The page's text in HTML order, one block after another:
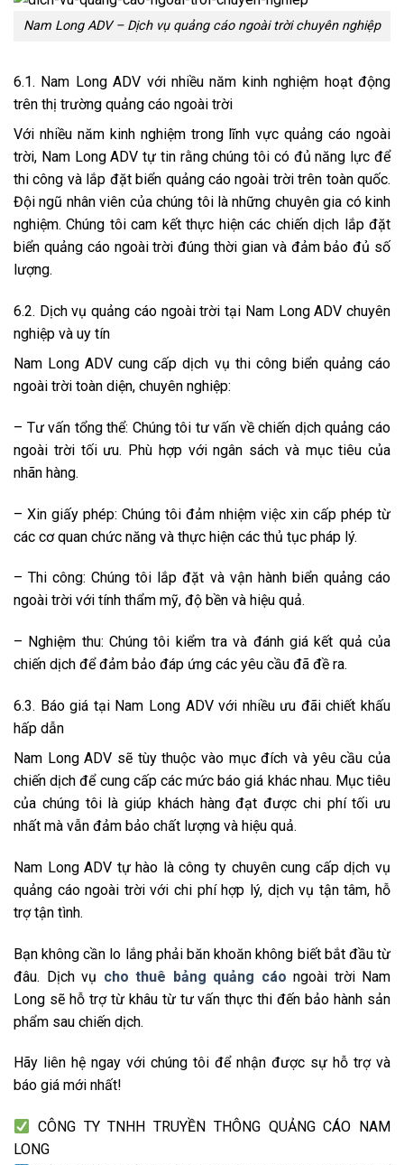
Nam Long ADV – Dịch vụ quảng cáo ngoài trời chuyên nghiệp
6.1. Nam Long ADV với nhiều năm kinh nghiệm hoạt động
trên thị trường quảng cáo ngoài trời
Với nhiều năm kinh nghiệm trong lĩnh vực quảng cáo ngoài
trời, Nam Long ADV tự tin rằng chúng tôi có đủ năng lực để
thi công và lắp đặt biển quảng cáo ngoài trời trên toàn quốc.
Đội ngũ nhân viên của chúng tôi là những chuyên gia có kinh
nghiệm. Chúng tôi cam kết thực hiện các chiến dịch lắp đặt
biển quảng cáo ngoài trời đúng thời gian và đảm bảo đủ số
lượng.
6.2. Dịch vụ quảng cáo ngoài trời tại Nam Long ADV chuyên
nghiệp và uy tín
Nam Long ADV cung cấp dịch vụ thi công biển quảng cáo
ngoài trời toàn diện, chuyên nghiệp:
– Tư vấn tổng thể: Chúng tôi tư vấn về chiến dịch quảng cáo
ngoài trời tối ưu. Phù hợp với ngân sách và mục tiêu của
nhãn hàng.
– Xin giấy phép: Chúng tôi đảm nhiệm việc xin cấp phép từ
các cơ quan chức năng và thực hiện các thủ tục pháp lý.
– Thi công: Chúng tôi lắp đặt và vận hành biển quảng cáo
ngoài trời với tính thẩm mỹ, độ bền và hiệu quả.
– Nghiệm thu: Chúng tôi kiểm tra và đánh giá kết quả của
chiến dịch để đảm bảo đáp ứng các yêu cầu đã đề ra.
6.3. Báo giá tại Nam Long ADV với nhiều ưu đãi chiết khấu
hấp dẫn
Nam Long ADV sẽ tùy thuộc vào mục đích và yêu cầu của
chiến dịch để cung cấp các mức báo giá khác nhau. Mục tiêu
của chúng tôi là giúp khách hàng đạt được chi phí tối ưu
nhất mà vẫn đảm bảo chất lượng và hiệu quả.
Nam Long ADV tự hào là công ty chuyên cung cấp dịch vụ
quảng cáo ngoài trời với chi phí hợp lý, dịch vụ tận tâm, hỗ
trợ tận tình.
Bạn không cần lo lắng phải băn khoăn không biết bắt đầu từ
đâu. Dịch vụ cho thuê bảng quảng cáo ngoài trời Nam
Long sẽ hỗ trợ từ khâu từ tư vấn thực thi đến bảo hành sản
phẩm sau chiến dịch.
Hãy liên hệ ngay với chúng tôi để nhận được sự hỗ trợ và
báo giá mới nhất!
CÔNG TY TNHH TRUYỀN THÔNG QUẢNG CÁO NAM
LONG